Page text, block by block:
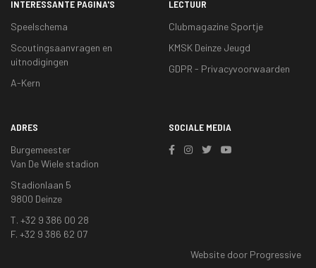
INTERESSANTE PAGINA'S
Speelschema
Scoutingsaanvragen en
uitnodigingen
A-Kern
LECTUUR
Clubmagazine Sportje
KMSK Deinze Jeugd
GDPR - Privacyvoorwaarden
ADRES
Burgemeester
Van De Wiele stadion
Stadionlaan 5
9800 Deinze
T. +32 9 386 00 28
F. +32 9 386 62 07
SOCIALE MEDIA
Website door Progressive